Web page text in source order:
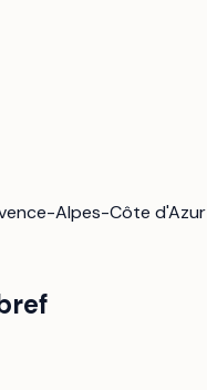
Alpes-Côte d'Azur